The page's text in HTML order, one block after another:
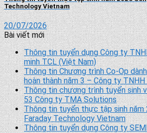
Technology Vietnam
20/07/2026
Bài viết mới
Thông tin tuyển dụng Công ty
minh TCL (Việt Nam)
Thông tin Chương trình Co-Op
hoàn thành năm 3 – Công ty
Thông tin chương trình tuyển sinh
53 Công ty TMA Solutions
Thông tin tuyển thực tập sinh năm
Faraday Technology Vietnam
Thông tin tuyển dụng Công ty